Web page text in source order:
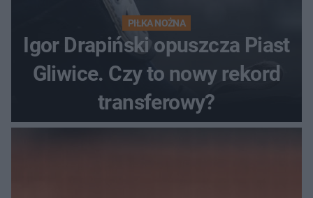
PIŁKA NOŻNA
Igor Drapiński opuszcza Piast
Gliwice. Czy to nowy rekord
transferowy?